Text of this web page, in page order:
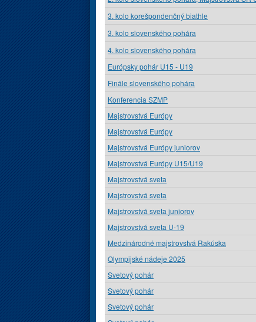
3. kolo korešpondenčný biathle
3. kolo slovenského pohára
4. kolo slovenského pohára
Európsky pohár U15 - U19
Finále slovenského pohára
Konferencia SZMP
Majstrovstvá Európy
Majstrovstvá Európy
Majstrovstvá Európy juniorov
Majstrovstvá Európy U15/U19
Majstrovstvá sveta
Majstrovstvá sveta
Majstrovstvá sveta juniorov
Majstrovstvá sveta U-19
Medzinárodné majstrovstvá Rakúska
Olympijské nádeje 2025
Svetový pohár
Svetový pohár
Svetový pohár